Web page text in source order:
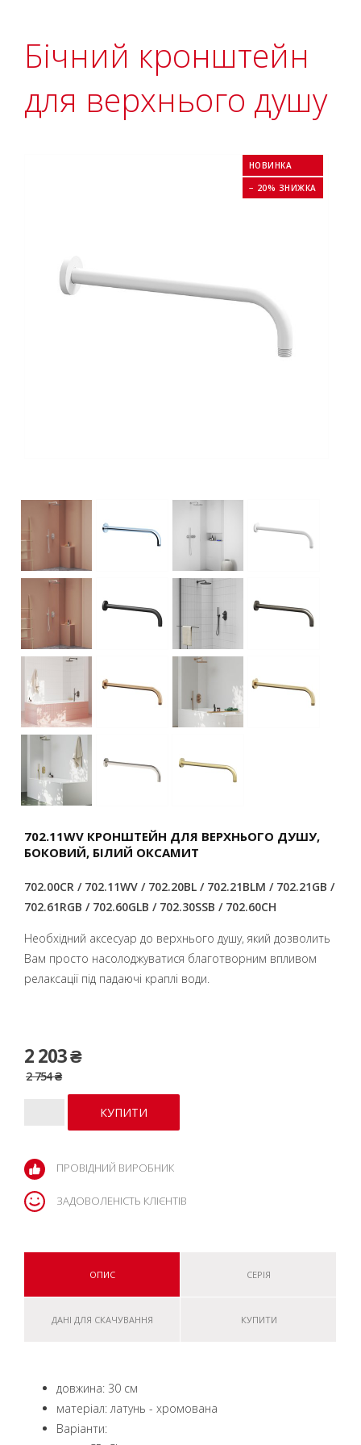
Бічний кронштейн
для верхнього душу
НОВИНКА
− 20% ЗНИЖКА
702.11WV КРОНШТЕЙН ДЛЯ ВЕРХНЬОГО ДУШУ,
БОКОВИЙ, БІЛИЙ ОКСАМИТ
702.00CR / 702.11WV / 702.20BL / 702.21BLM / 702.21GB /
702.61RGB / 702.60GLB / 702.30SSB / 702.60CH
Необхідний аксесуар до верхнього душу, який дозволить
Вам просто насолоджуватися благотворним впливом
релаксації під падаючі краплі води.
2 203 ₴
2 754 ₴
ПРОВІДНИЙ ВИРОБНИК
ЗАДОВОЛЕНІСТЬ КЛІЄНТІВ
ОПИС СЕРІЯ
ДАНІ ДЛЯ СКАЧУВАННЯ КУПИТИ
довжина: 30 см
матеріал: латунь - хромована
Варіанти: